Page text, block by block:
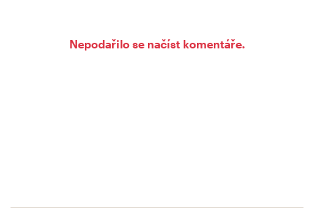
Nepodařilo se načíst komentáře.